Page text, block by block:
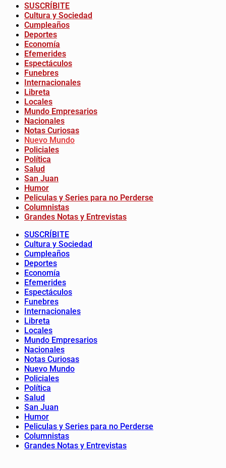
SUSCRÍBITE
Cultura y Sociedad
Cumpleaños
Deportes
Economía
Efemerides
Espectáculos
Funebres
Internacionales
Libreta
Locales
Mundo Empresarios
Nacionales
Notas Curiosas
Nuevo Mundo
Policiales
Política
Salud
San Juan
Humor
Peliculas y Series para no Perderse
Columnistas
Grandes Notas y Entrevistas
SUSCRÍBITE
Cultura y Sociedad
Cumpleaños
Deportes
Economía
Efemerides
Espectáculos
Funebres
Internacionales
Libreta
Locales
Mundo Empresarios
Nacionales
Notas Curiosas
Nuevo Mundo
Policiales
Política
Salud
San Juan
Humor
Peliculas y Series para no Perderse
Columnistas
Grandes Notas y Entrevistas